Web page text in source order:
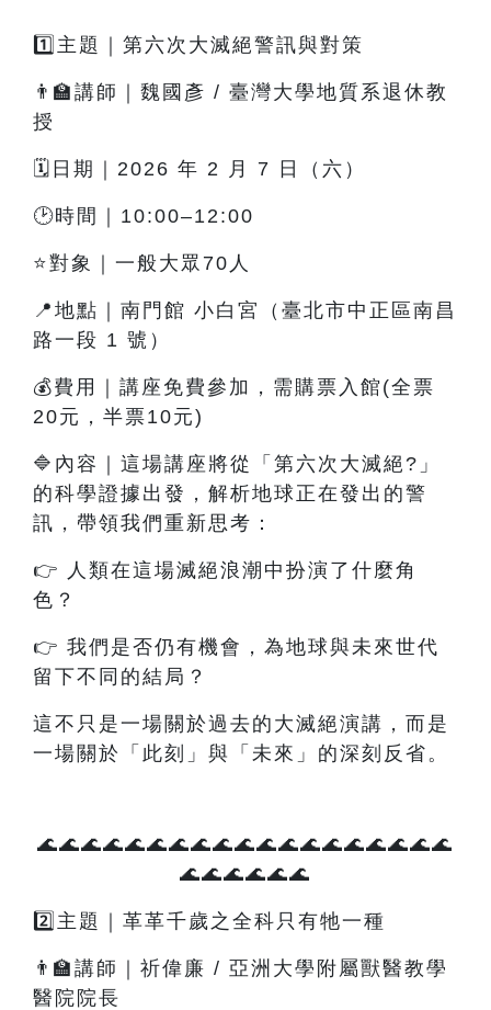
1️⃣主題｜第六次大滅絕警訊與對策
👨‍🏫講師｜魏國彥 / 臺灣大學地質系退休教
授
🗓️日期｜2026 年 2 月 7 日（六）
🕑時間｜10:00–12:00
⭐對象｜一般大眾70人
📍地點｜南門館 小白宮（臺北市中正區南昌
路一段 1 號）
💰費用｜講座免費參加，需購票入館(全票
20元，半票10元)
🔷內容 ｜這場講座將從「第六次大滅絕?」
的科學證據出發，解析地球正在發出的警
訊，帶領我們重新思考：
👉 人類在這場滅絕浪潮中扮演了什麼角
色？
👉 我們是否仍有機會，為地球與未來世代
留下不同的結局？
這不只是一場關於過去的大滅絕演講，而是
一場關於「此刻」與「未來」的深刻反省。
🌊🌊🌊🌊🌊🌊🌊🌊🌊🌊🌊🌊🌊🌊🌊🌊🌊🌊🌊
🌊🌊🌊🌊🌊🌊
2️⃣主題｜革革千歲之全科只有牠一種
👨‍🏫講師｜祈偉廉 / 亞洲大學附屬獸醫教學
醫院院長